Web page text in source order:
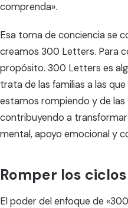
comprenda».
Esa toma de conciencia se
creamos 300 Letters. Para
propósito. 300 Letters es
trata de las familias a las
estamos rompiendo y de
contribuyendo a
mental, apoyo emocional y
Romper los
El poder del enfoque de